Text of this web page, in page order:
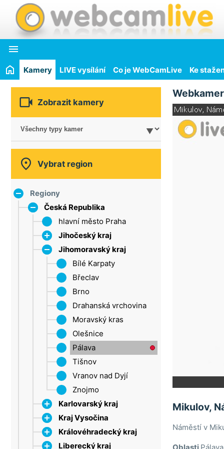

Kamery LIVE vysílání Co je WebCamLive Ke
 Zobrazit kamery
 Vybrat region
Regiony
Česká Republika
hlavní město Praha
Jihočeský kraj
Dačice
Strakonice
Šumava
Lipno
Třeboňsko
Jihomoravský kraj
Bílé Karpaty
Břeclav
Brno
Drahanská vrchovina
Moravský kras
Olešnice
Pálava
Tišnov
Vranov nad Dyjí
Znojmo
Karlovarský kraj
Krušné hory
Mariánské Lázně
Sokolov
Kraj Vysočina
Jihlava
Třebíč
Královéhradecký kraj
CHKO Broumovsko
Liberecký kraj
Mikulov,
Náměstí v